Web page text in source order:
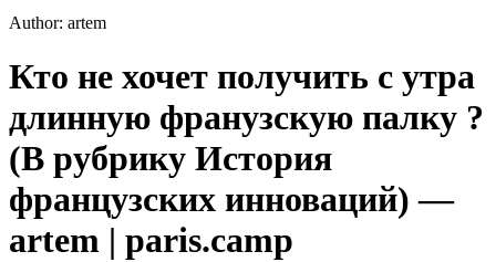
Author: artem
Кто не хочет получить с утра
длинную франузскую палку ?
(В рубрику История
французских инноваций) —
artem | paris.camp